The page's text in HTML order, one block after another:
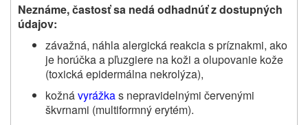
Neznáme, častosť sa nedá odhadnúť z dostupných
údajov:
závažná, náhla alergická reakcia s príznakmi, ako
je horúčka a pľuzgiere na koži a olupovanie kože
(toxická epidermálna nekrolýza),
kožnávyrážkas nepravidelnými červenými
škvrnami (multiformný erytém).